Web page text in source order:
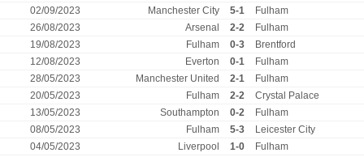
02/09/2023
Manchester City 5-1
Fulham
26/08/2023
Arsenal 2-2
Fulham
19/08/2023
Fulham 0-3
Brentford
12/08/2023
Everton 0-1
Fulham
28/05/2023
Manchester United 2-1
Fulham
20/05/2023
Fulham 2-2
Crystal Palace
13/05/2023
Southampton 0-2
Fulham
08/05/2023
Fulham 5-3
Leicester City
04/05/2023
Liverpool 1-0
Fulham